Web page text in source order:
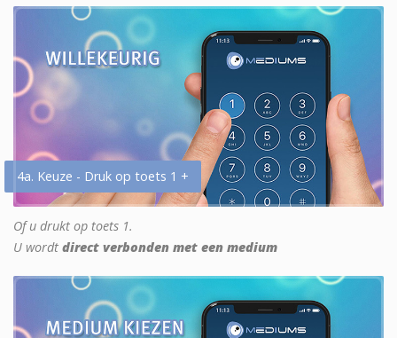
4a. Keuze - Druk op toets 1 +
Of u drukt op toets 1.
U wordt direct verbonden met een medium